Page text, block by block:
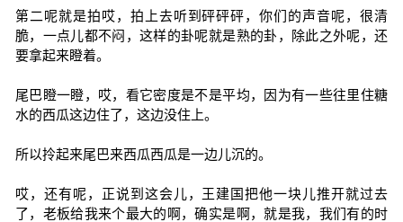
第二呢就是拍哎，拍上去听到砰砰砰，你们的声音呢，很清
脆，一点儿都不闷，这样的卦呢就是熟的卦，除此之外呢，还
要拿起来瞪着。
尾巴瞪一瞪，哎，看它密度是不是平均，因为有一些往里住糖
水的西瓜这边住了，这边没住上。
所以拎起来尾巴来西瓜西瓜是一边儿沉的。
哎，还有呢，正说到这会儿，王建国把他一块儿推开就过去
了，老板给我来个最大的啊，确实是啊，就是我，我们有的时